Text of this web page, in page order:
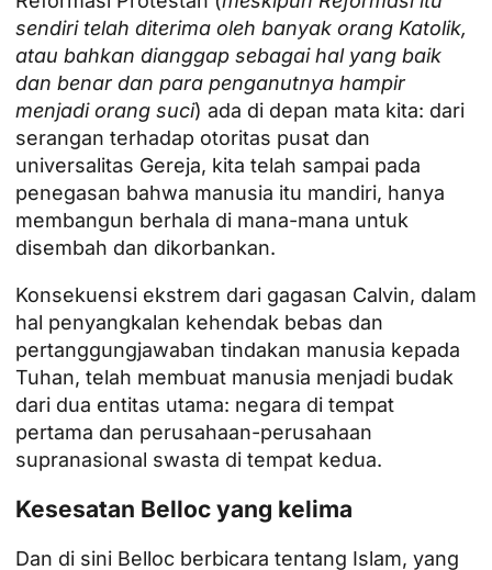
sendiri telah diterima oleh banyak orang Katolik,
atau bahkan dianggap sebagai hal yang baik
dan benar dan para penganutnya hampir
menjadi orang suci) ada di depan mata kita: dari
serangan terhadap otoritas pusat dan
universalitas Gereja, kita telah sampai pada
penegasan bahwa manusia itu mandiri, hanya
membangun berhala di mana-mana untuk
disembah dan dikorbankan.
Konsekuensi ekstrem dari gagasan Calvin, dalam
hal penyangkalan kehendak bebas dan
pertanggungjawaban tindakan manusia kepada
Tuhan, telah membuat manusia menjadi budak
dari dua entitas utama: negara di tempat
pertama dan perusahaan-perusahaan
supranasional swasta di tempat kedua.
Kesesatan Belloc yang kelima
Dan di sini Belloc berbicara tentang Islam, yang